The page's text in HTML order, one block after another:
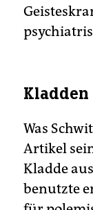
Was
Artikel
Kladde
benutzte